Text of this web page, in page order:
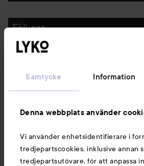
Samtycke Information
Denna webbplats använder
Vi använder enhetsidentifierare i
tredjepartscookies, inklusive annan
tredjepartsutövare, för att anpassa
Följ oss
Du kanske också gillar